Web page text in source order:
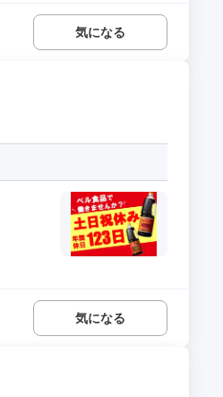
気になる
気になる